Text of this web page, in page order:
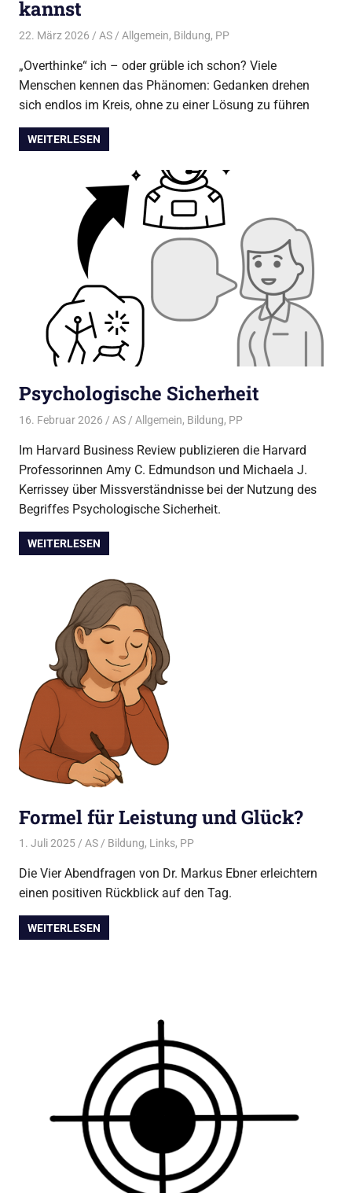
kannst
22. März 2026 AS Allgemein, Bildung, PP
„Overthinke“ ich – oder grüble ich schon? Viele
Menschen kennen das Phänomen: Gedanken drehen
sich endlos im Kreis, ohne zu einer Lösung zu führen
WEITERLESEN
Psychologische Sicherheit
16. Februar 2026 AS Allgemein, Bildung, PP
Im Harvard Business Review publizieren die Harvard
Professorinnen Amy C. Edmundson und Michaela J.
Kerrissey über Missverständnisse bei der Nutzung des
Begriffes Psychologische Sicherheit.
WEITERLESEN
Formel für Leistung und Glück?
1. Juli 2025 AS Bildung, Links, PP
Die Vier Abendfragen von Dr. Markus Ebner erleichtern
einen positiven Rückblick auf den Tag.
WEITERLESEN